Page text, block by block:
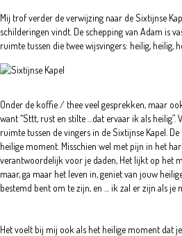
Mij trof verder de verwijzing naar de Sixtijnse
schilderingen vindt. De schepping van Adam is
ruimte tussen die twee wijsvingers: heilig, heilig,
Onder de koffie / thee veel gesprekken, maar
want “Sttt, rust en stilte …dat ervaar ik als
ruimte tussen de vingers in de Sixtijnse Kapel.
heilige moment. Misschien wel met pijn in het
verantwoordelijk voor je daden, Het lijkt op het
maar, ga maar het leven in, geniet van jouw
bestemd bent om te zijn, en … ik zal er zijn als je
Het voelt bij mij ook als het heilige moment dat